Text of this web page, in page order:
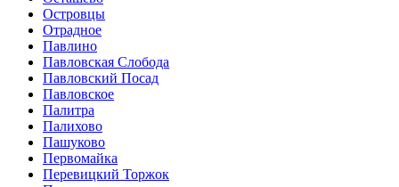
Островцы
Отрадное
Павлино
Павловская Слобода
Павловский Посад
Павловское
Палитра
Палихово
Пашуково
Первомайка
Перевицкий Торжок